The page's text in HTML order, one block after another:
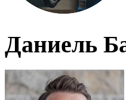
Даниель